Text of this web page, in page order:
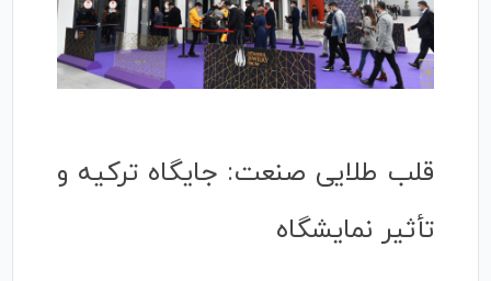
قلب طلایی صنعت: جایگاه ترکیه و
تأثیر نمایشگاه